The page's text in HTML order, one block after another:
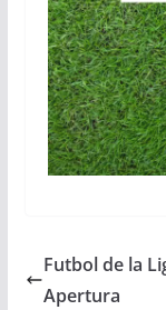
Futbol de la
Apertura